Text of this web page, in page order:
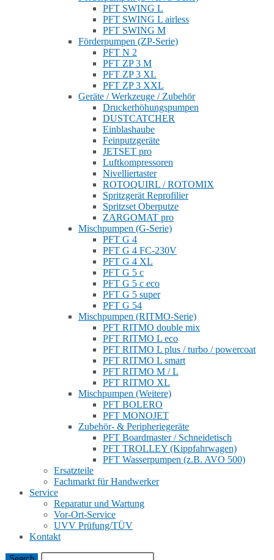
PFT SWING L
PFT SWING L airless
PFT SWING M
Förderpumpen (ZP-Serie)
PFT N 2
PFT ZP 3 M
PFT ZP 3 XL
PFT ZP 3 XXL
Geräte / Werkzeuge / Zubehör
Druckerhöhungspumpen
DUSTCATCHER
Einblashaube
Feinputzgeräte
JETSET pro
Luftkompressoren
Nivelliertaster
ROTOQUIRL / ROTOMIX
Spritzgerät Reprofilier
Spritzset Oberputze
ZARGOMAT pro
Mischpumpen (G-Serie)
PFT G 4
PFT G 4 FC-230V
PFT G 4 XL
PFT G 5 c
PFT G 5 c eco
PFT G 5 super
PFT G 54
Mischpumpen (RITMO-Serie)
PFT RITMO double mix
PFT RITMO L eco
PFT RITMO L plus / turbo / powercoat
PFT RITMO L smart
PFT RITMO M / L
PFT RITMO XL
Mischpumpen (Weitere)
PFT BOLERO
PFT MONOJET
Zubehör- & Peripheriegeräte
PFT Boardmaster / Schneidetisch
PFT TROLLEY (Kippfahrwagen)
PFT Wasserpumpen (z.B. AVO 500)
Ersatzteile
Fachmarkt für Handwerker
Service
Reparatur und Wartung
Vor-Ort-Service
UVV Prüfung/TÜV
Kontakt